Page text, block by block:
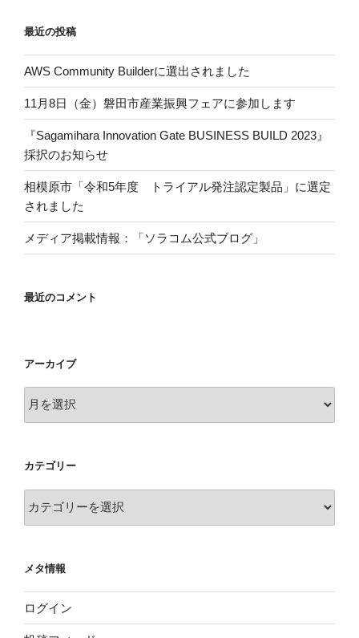
り
最近の投稿
AWS Community Builderに選出されました
11月8日（金）磐田市産業振興フェアに参加します
『Sagamihara Innovation Gate BUSINESS BUILD 2023』
採択のお知らせ
相模原市「令和5年度 トライアル発注認定製品」に選定
されました
メディア掲載情報：「ソラコム公式ブログ」
最近のコメント
アーカイブ
ー
ブ
カテゴリー
テ
ー
メタ情報
ログイン